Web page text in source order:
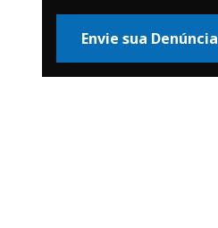
Envie sua Denúncia